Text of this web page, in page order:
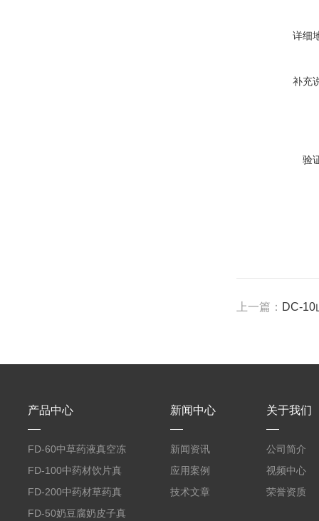
详细
补充
验
上一篇： DC-10
产品中心
FD-60中草药液真空冻
干机
FD-100中药材饮片真
空冻干机
FD-200中药材草药真
空冻干机
FD-50奶豆腐奶皮子真
新闻中心
新闻资讯
应用案例
技术文章
关于我们
公司简介
视频中心
荣誉资质